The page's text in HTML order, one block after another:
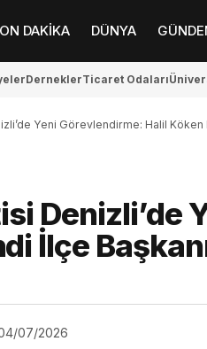
DAKİKA DÜNYA
DerneklerTicaret Odaları
Yeni Görevlendirme: Halil
Denizli’de
İlçe
07/2026